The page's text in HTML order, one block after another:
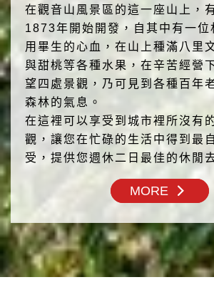
在觀音山風景區的這一座山上，
1873年開始開發，自其中有一位
用畢生的心血，在山上種滿八里
與甜桃等各種水果，在辛苦經營
望四處景觀，乃可見到各種百年
森林的氣息。
在這裡可以享受到城市裡所沒有
觀，讓您在忙碌的生活中得到最
受，提供您週休二日最佳的休閒
MORE